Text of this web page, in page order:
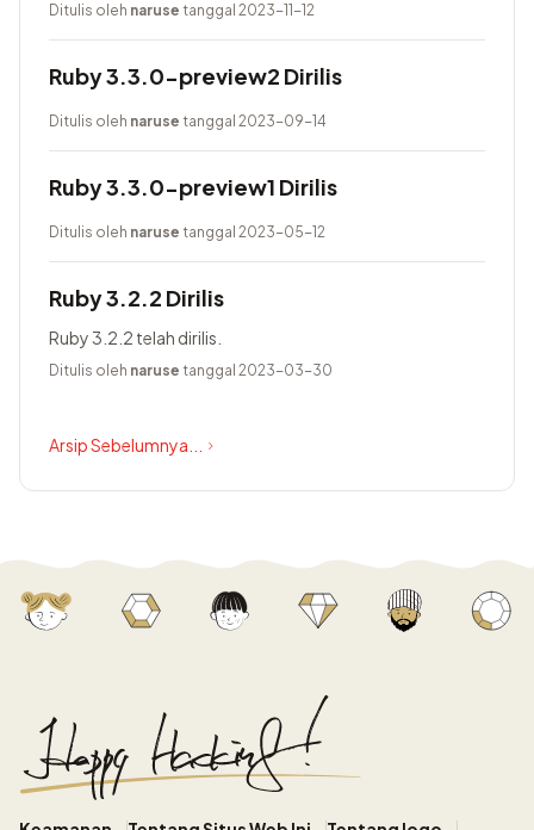
baru yang bernama Prism, menggunakan Lrama sebagai
Ditulis oleh naruse tanggal 2023-11-12
Ruby 3.3.0-preview2 Dirilis
Ditulis oleh naruse tanggal 2023-09-14
Ruby 3.3.0-preview1 Dirilis
Ditulis oleh naruse tanggal 2023-05-12
Ruby 3.2.2 Dirilis
Ruby 3.2.2 telah dirilis.
Ditulis oleh naruse tanggal 2023-03-30
Arsip Sebelumnya...